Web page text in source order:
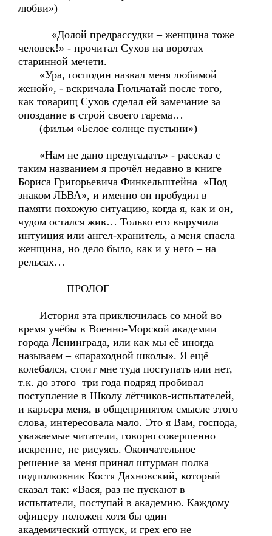
любви»)
«Долой предрассудки – женщина тоже
человек!» - прочитал Сухов на воротах
старинной мечети.
«Ура, господин назвал меня любимой
женой», - вскричала Гюльчатай после того,
как товарищ Сухов сделал ей замечание за
опоздание в строй своего гарема…
(фильм «Белое солнце пустыни»)
«Нам не дано предугадать» - рассказ с
таким названием я прочёл недавно в книге
Бориса Григорьевича Финкельштейна «Под
знаком ЛЬВА», и именно он пробудил в
памяти похожую ситуацию, когда я, как и он,
чудом остался жив… Только его выручила
интуиция или ангел-хранитель, а меня спасла
женщина, но дело было, как и у него – на
рельсах…
ПРОЛОГ
История эта приключилась со мной во
время учёбы в Военно-Морской академии
города Ленинграда, или как мы её иногда
называем – «параходной школы». Я ещё
колебался, стоит мне туда поступать или нет,
т.к. до этого три года подряд пробивал
поступление в Школу лётчиков-испытателей,
и карьера меня, в общепринятом смысле этого
слова, интересовала мало. Это я Вам, господа,
уважаемые читатели, говорю совершенно
искренне, не рисуясь. Окончательное
решение за меня принял штурман полка
подполковник Костя Дахновский, который
сказал так: «Вася, раз не пускают в
испытатели, поступай в академию. Каждому
офицеру положен хотя бы один
академический отпуск, и грех его не